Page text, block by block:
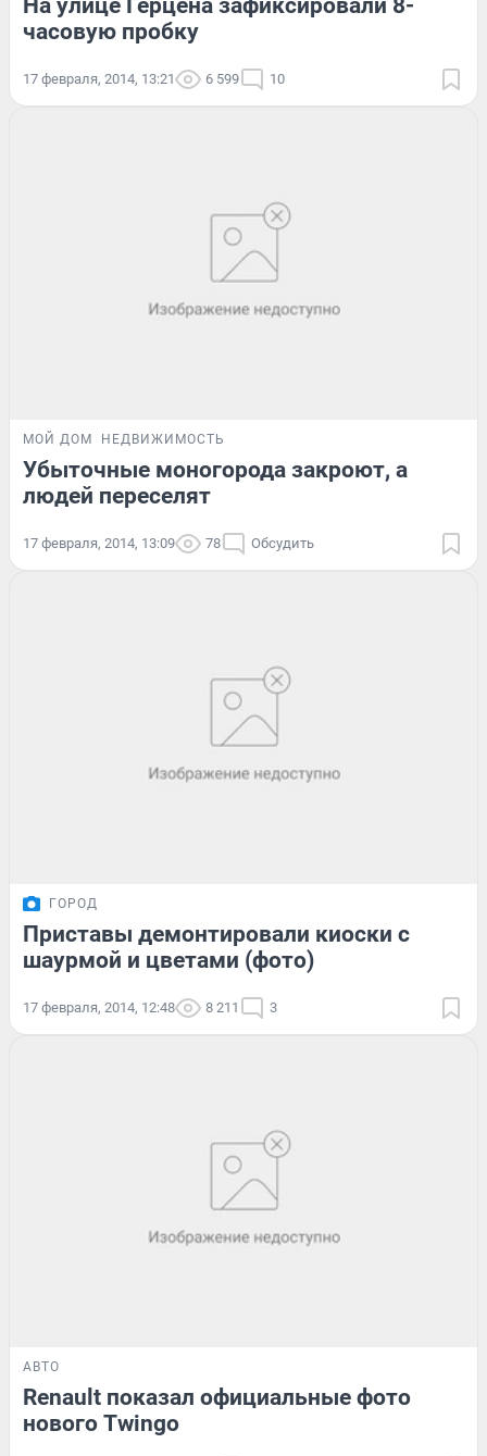
На улице Герцена зафиксировали 8-
часовую пробку
17 февраля, 2014, 13:21 6 599 10
МОЙ ДОМ НЕДВИЖИМОСТЬ
Убыточные моногорода закроют, а
людей переселят
17 февраля, 2014, 13:09 78 Обсудить
ГОРОД
Приставы демонтировали киоски с
шаурмой и цветами (фото)
17 февраля, 2014, 12:48 8 211 3
АВТО
Renault показал официальные фото
нового Twingo